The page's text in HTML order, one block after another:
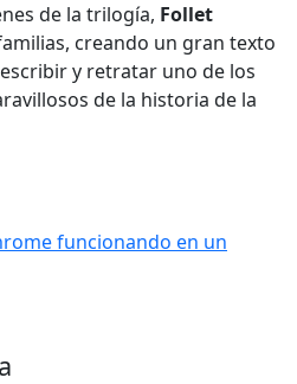
de la trilogía, Follet
creando un gran texto
y retratar uno de los
de la historia de la
funcionando en un